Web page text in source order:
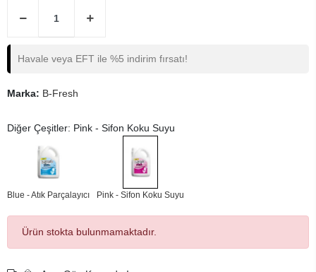
Havale veya EFT ile %5 indirim fırsatı!
Marka: B-Fresh
Diğer Çeşitler: Pink - Sifon Koku Suyu
Blue - Atık Parçalayıcı Pink - Sifon Koku Suyu
Ürün stokta bulunmamaktadır.